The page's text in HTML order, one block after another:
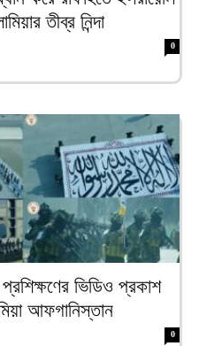
তীব্র নিন্দা
0
ভিডিও প্রকাশ
আফগানিস্তান
0